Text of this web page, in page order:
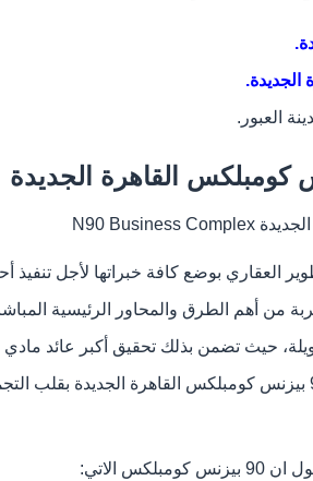
العقاري بوضع كافة خبراتها لأجل تنفيذ
من أهم الطرق والمحاور الرئيسية
حيث تضمن بذلك تحقيق أكبر عائد مادي
أبرز المواقع، ولذلك يقع مول ان 90 بيزنس كومبلكس القاهرة
الاتي: